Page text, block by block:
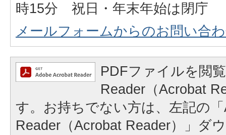
時15分 祝日・年末年始は閉庁
メールフォームからのお問い合
PDFファイルを閲
Reader（Acrobat
す。お持ちでない方は、左記の
Reader（Acrobat Reader）」ダ